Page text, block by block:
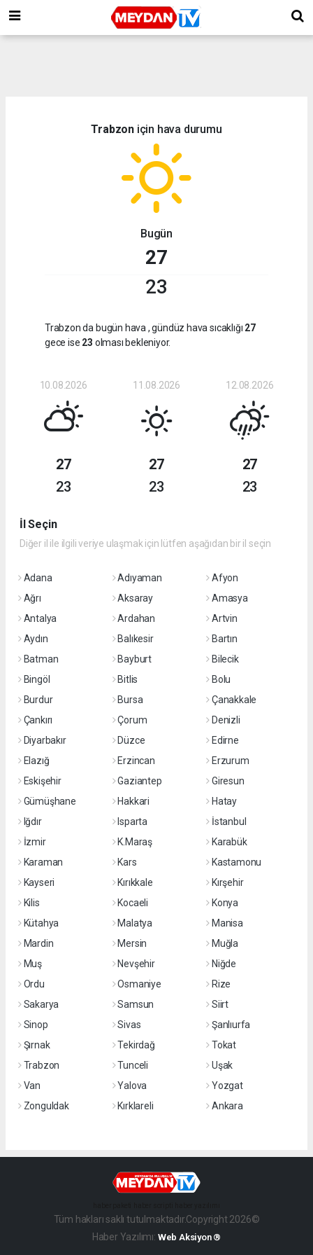
Trabzoniçin hava durumu
Bugün
27
23
Trabzon da bugün hava , gündüz hava sıcaklığı 27
gece ise 23 olması bekleniyor.
10.08.2026
27
23
11.08.2026
27
23
12.08.2026
27
23
İl Seçin
Diğer il ile ilgili veriye ulaşmak için lütfen aşağıdan bir il seçin
Adana Adıyaman
Afyon
Ağrı
Aksaray
Amasya
Antalya
Ardahan
Artvin
Aydın
Balıkesir
Bartın
Batman
Bayburt
Bilecik
Bingöl
Bitlis
Bolu
Burdur
Bursa
Çanakkale
Çankırı
Çorum
Denizli
Diyarbakır
Düzce
Edirne
Elazığ
Erzincan
Erzurum
Eskişehir
Gaziantep
Giresun
Gümüşhane
Hakkari
Hatay
Iğdır
Isparta
İstanbul
İzmir
K.Maraş
Karabük
Karaman
Kars
Kastamonu
Kayseri
Kırıkkale
Kırşehir
Kilis
Kocaeli
Konya
Kütahya
Malatya
Manisa
Mardin
Mersin
Muğla
Muş
Nevşehir
Niğde
Ordu
Osmaniye
Rize
Sakarya
Samsun
Siirt
Sinop
Sivas
Şanlıurfa
Şırnak
Tekirdağ
Tokat
Trabzon
Tunceli
Uşak
Van
Yalova
Yozgat
Zonguldak
Kırklareli Ankara
Tüm hakları saklı tutulmaktadır.Copyright 2026©
Haber Yazılımı: Web Aksiyon ®